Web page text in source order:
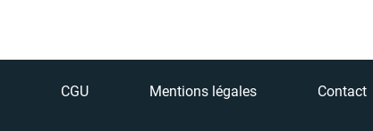
CGU Mentions légales Contact